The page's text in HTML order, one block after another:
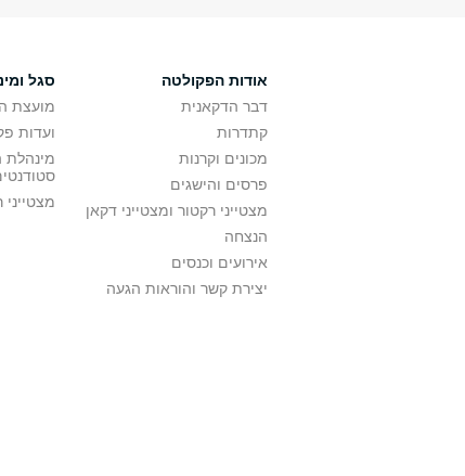
אודות הפקולטה
דבר הדקאנית
קתדרות
מכונים וקרנות
פרסים והישגים
מצטייני רקטור ומצטייני דקאן
הנצחה
אירועים וכנסים
יצירת קשר והוראות הגעה
סגל
מועצת
ועדות
מינהלת